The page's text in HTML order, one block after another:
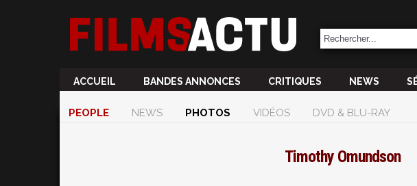
ACCUEIL BANDES ANNONCES CRITIQUES NEWS
PEOPLE NEWS PHOTOS VIDÉOS DVD & BLU-RAY
Timothy Omundson